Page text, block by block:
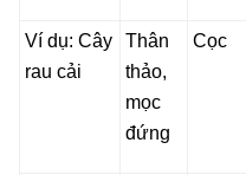
Ví dụ: Cây
rau cải
Thân
thảo,
mọc
đứng
Cọc